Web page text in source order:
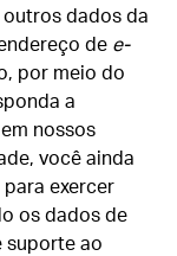
dados da
de e-
por meio do
a
nossos
você ainda
exercer
os dados de
suporte ao